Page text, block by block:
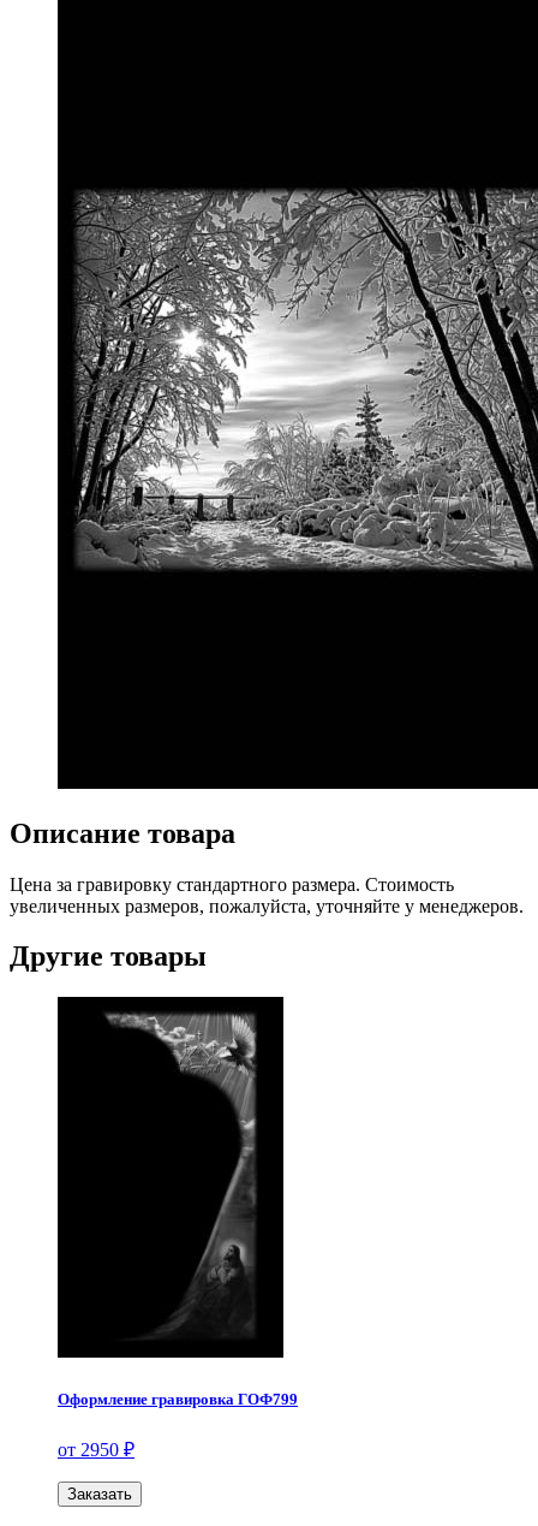
Описание товара
Цена за гравировку стандартного размера. Стоимость
увеличенных размеров, пожалуйста, уточняйте у менеджеров.
Другие товары
Оформление гравировка ГОФ799
от 2950 ₽
Заказать